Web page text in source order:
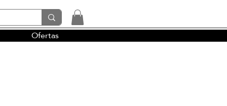
y la perfumería árabe
Ofertas